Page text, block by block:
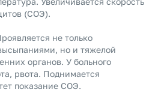
(СОЭ).
не только
но и тяжелой
органов. У больного
рвота. Поднимается
показание СОЭ.